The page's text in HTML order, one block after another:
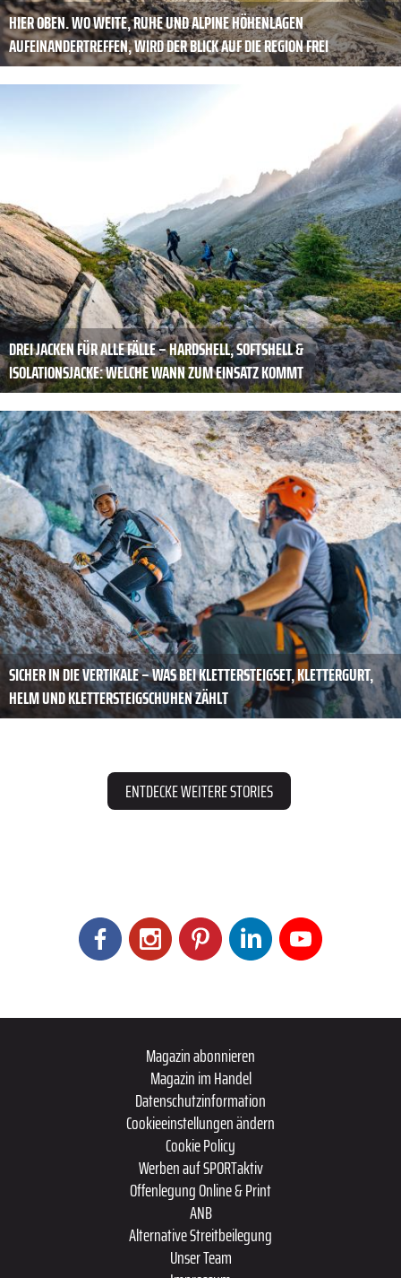
HIER OBEN. WO WEITE, RUHE UND ALPINE HÖHENLAGEN
AUFEINANDERTREFFEN, WIRD DER BLICK AUF DIE REGION FREI
DREI JACKEN FÜR ALLE FÄLLE – HARDSHELL, SOFTSHELL &
ISOLATIONSJACKE: WELCHE WANN ZUM EINSATZ KOMMT
SICHER IN DIE VERTIKALE – WAS BEI KLETTERSTEIGSET, KLETTERGURT,
HELM UND KLETTERSTEIGSCHUHEN ZÄHLT
ENTDECKE WEITERE STORIES
Magazin abonnieren
Magazin im Handel
Datenschutzinformation
Cookieeinstellungen ändern
Cookie Policy
Werben auf SPORTaktiv
Offenlegung Online & Print
ANB
Alternative Streitbeilegung
Unser Team